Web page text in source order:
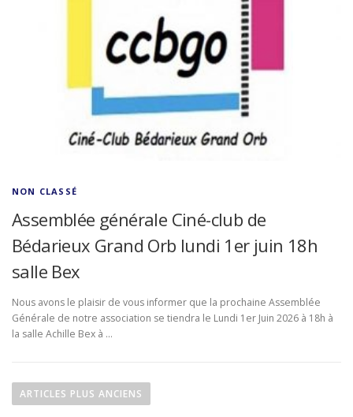
NON CLASSÉ
Assemblée générale Ciné-club de
Bédarieux Grand Orb lundi 1er juin 18h
salle Bex
Nous avons le plaisir de vous informer que la prochaine Assemblée
Générale de notre association se tiendra le Lundi 1er Juin 2026 à 18h à
la salle Achille Bex à …
aARTICLES PLUS ANCIENS